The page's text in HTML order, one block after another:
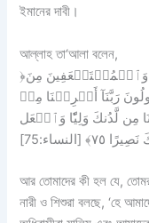
ইমানের দাবী।
আল্লাহ তা‘আলা বলেন,
﴿وَمَا لَكُمۡ لَا تُقَٰتِلُونَ فِي سَبِيلِ ٱللَّهِ وَٱلۡمُسۡتَضۡعَفِينَ مِنَ
رَبَّنَآ أَخۡرِجۡنَا مِنۡ
مِن لَّدُنكَ وَلِيّٗا وَٱجۡعَل
[النساء:75]
আর তোমাদের কী হল যে,
নারী ও শিশুরা বলছে, ‘হে